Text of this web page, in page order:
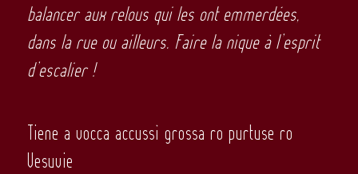
balancer aux relous qui les ont emmerdées,
dans la rue ou ailleurs. Faire la nique à l’esprit
d’escalier !
Tiene a vocca accussì grossa ro purtuse ro
Vesuvie